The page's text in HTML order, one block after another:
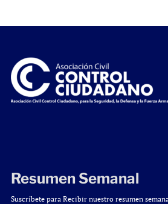
Resumen Semanal
Suscríbete para Recibir nuestro resumen